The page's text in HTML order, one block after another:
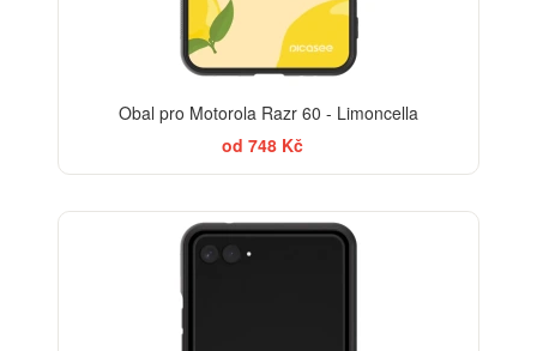
Obal pro Motorola Razr 60 - Limoncella
od 748 Kč